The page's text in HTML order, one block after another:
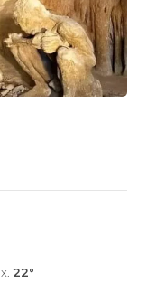
22°